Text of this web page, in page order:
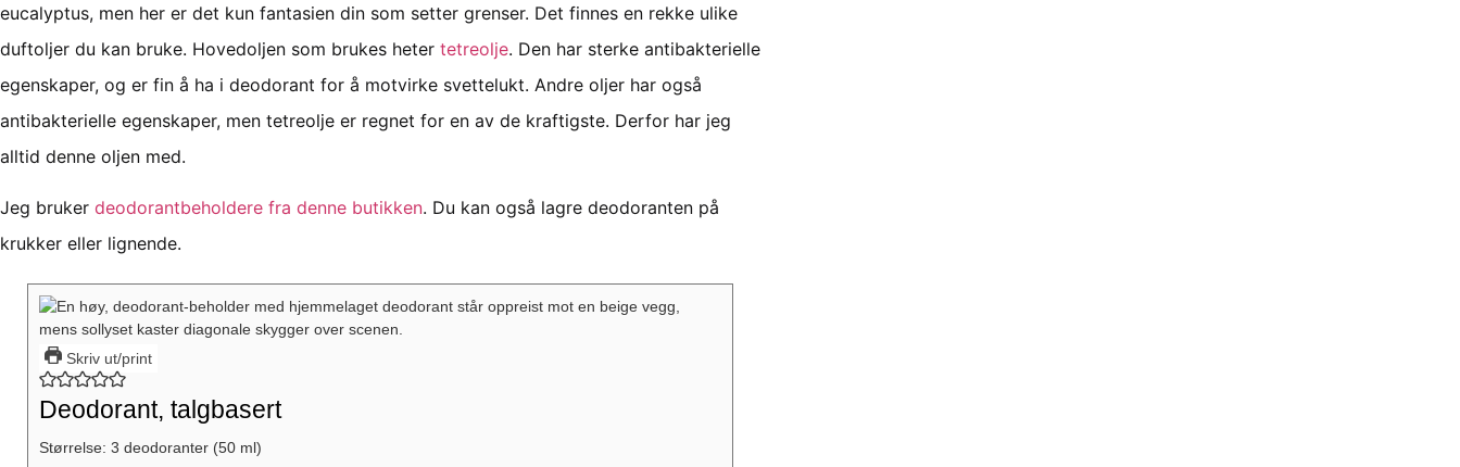
eucalyptus, men her er det kun fantasien din som setter grenser. Det finnes en rekke ulike
duftoljer du kan bruke. Hovedoljen som brukes heter tetreolje. Den har sterke antibakterielle
egenskaper, og er fin å ha i deodorant for å motvirke svettelukt. Andre oljer har også
antibakterielle egenskaper, men tetreolje er regnet for en av de kraftigste. Derfor har jeg
alltid denne oljen med.
Jeg bruker deodorantbeholdere fra denne butikken. Du kan også lagre deodoranten på
krukker eller lignende.
Skriv ut/print
Deodorant, talgbasert
Størrelse: 3 deodoranter (50 ml)